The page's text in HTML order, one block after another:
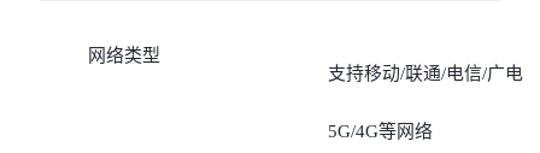
网络类型
支持移动/联通/电信/广电
5G/4G等网络